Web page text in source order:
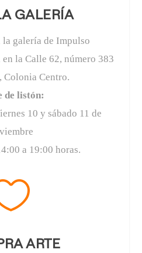
GALERÍA
la galería de Impulso
la Calle 62, número 383
Colonia Centro.
de listón:
10 y sábado 11 de
a 19:00 horas.
ARTE